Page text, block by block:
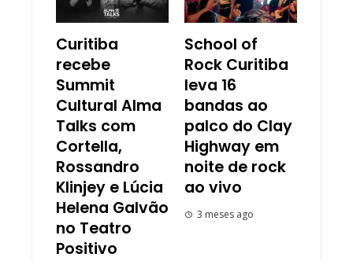
Curitiba
recebe
Summit
Cultural Alma
Talks com
Cortella,
Rossandro
Klinjey e Lúcia
Helena Galvão
no Teatro
Positivo
School of
Rock Curitiba
leva 16
bandas ao
palco do Clay
Highway em
noite de rock
ao vivo
3 meses ago